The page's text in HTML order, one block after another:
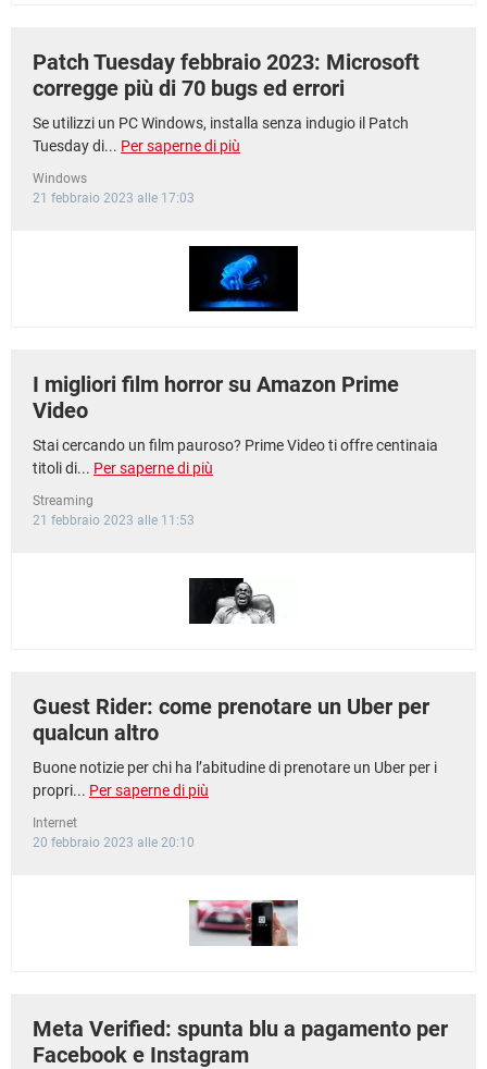
Patch Tuesday febbraio 2023: Microsoft
corregge più di 70 bugs ed errori
Se utilizzi un PC Windows, installa senza indugio il Patch
Tuesday di... Per saperne di più
Windows
21 febbraio 2023 alle 17:03
I migliori film horror su Amazon Prime
Video
Stai cercando un film pauroso? Prime Video ti offre centinaia
titoli di... Per saperne di più
Streaming
21 febbraio 2023 alle 11:53
Guest Rider: come prenotare un Uber per
qualcun altro
Buone notizie per chi ha l’abitudine di prenotare un Uber per i
propri... Per saperne di più
Internet
20 febbraio 2023 alle 20:10
Meta Verified: spunta blu a pagamento per
Facebook e Instagram